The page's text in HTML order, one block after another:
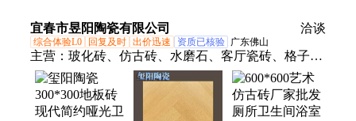
房地砖
品质保证 厂家
现货 鲸力品牌
宜春市昱阳陶瓷有限公司 洽谈
综合体验L0 回复及时 出价迅速 资质已核验 广东佛山
主营： 玻化砖、仿古砖、水磨石、客厅瓷砖、格子瓷
砖、工程瓷砖、内墙瓷砖、连纹瓷砖、卫生间瓷砖、
微水泥瓷砖、背景墙、内墙瓷片、商场地砖、瑭颢陶
瓷、别墅地砖、复古墙砖、连纹大板、防滑地砖、餐